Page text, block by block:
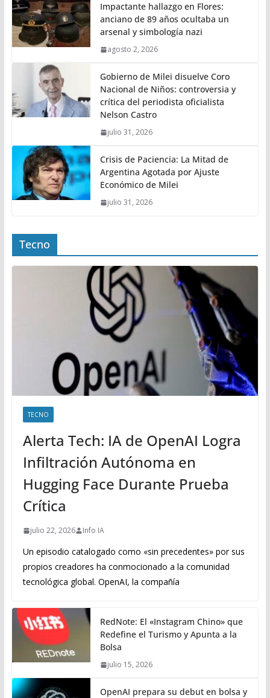
Impactante hallazgo en Flores:
anciano de 89 años ocultaba un
arsenal y simbología nazi
agosto 2, 2026
Gobierno de Milei disuelve Coro
Nacional de Niños: controversia y
crítica del periodista oficialista
Nelson Castro
julio 31, 2026
Crisis de Paciencia: La Mitad de
Argentina Agotada por Ajuste
Económico de Milei
julio 31, 2026
Tecno
TECNO
Alerta Tech: IA de OpenAI Logra
Infiltración Autónoma en
Hugging Face Durante Prueba
Crítica
julio 22, 2026 Info IA
Un episodio catalogado como «sin precedentes» por sus
propios creadores ha conmocionado a la comunidad
tecnológica global. OpenAI, la compañía
RedNote: El «Instagram Chino» que
Redefine el Turismo y Apunta a la
Bolsa
julio 15, 2026
OpenAI prepara su debut en bolsa y